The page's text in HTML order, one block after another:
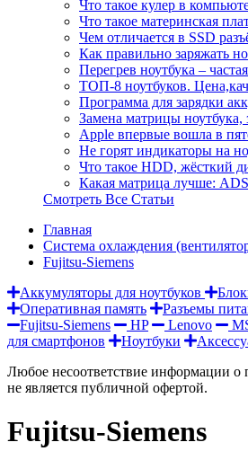
Что такое кулер в
Что такое материнская
Чем отличается в SSD
Как правильно заряжать
Перегрев ноутбука –
ТОП-8 ноутбуков.
Программа для зарядки
Замена матрицы ноутбука,
Apple впервые вошла в
Не горят индикаторы на
Что такое HDD, жёсткий
Какая матрица лучше:
Смотреть Все Статьи
Главная
Система охлаждения
Fujitsu-Siemens
Аккумуляторы для ноутбуков
Оперативная память
Разъемы
Fujitsu-Siemens
HP Lenovo
для смартфонов
Ноутбуки
Любое несоответствие информации о
не является публичной офертой.
Fujitsu-Siemens